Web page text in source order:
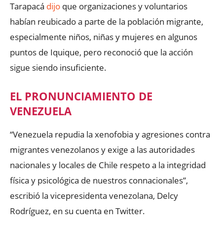
Tarapacá dijo que organizaciones y voluntarios
habían reubicado a parte de la población migrante,
especialmente niños, niñas y mujeres en algunos
puntos de Iquique, pero reconoció que la acción
sigue siendo insuficiente.
EL PRONUNCIAMIENTO DE
VENEZUELA
“Venezuela repudia la xenofobia y agresiones contra
migrantes venezolanos y exige a las autoridades
nacionales y locales de Chile respeto a la integridad
física y psicológica de nuestros connacionales”,
escribió la vicepresidenta venezolana, Delcy
Rodríguez, en su cuenta en Twitter.